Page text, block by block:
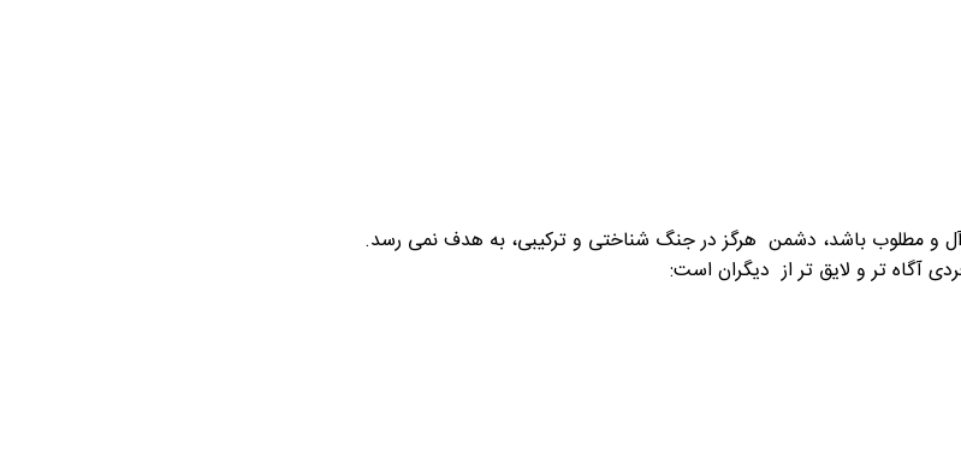
آل و مطلوب باشد، دشمن هرگز در جنگ شناختی و ترکیبی، به هدف نمی رسد.
آگاه تر و لایق تر از دیگران است: